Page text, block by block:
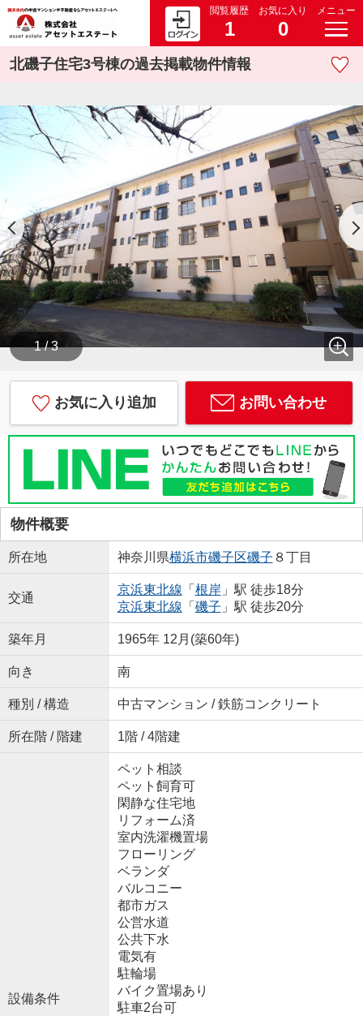
閲覧履歴
1
お気に入り
0
メニュー
北磯子住宅3号棟の過去掲載物件情報
1 / 3
お気に入り追加 お問い合わせ
物件概要
所在地 神奈川県横浜市磯子区磯子 ８丁目
交通
京浜東北線 「 根岸 」駅 徒歩18分
京浜東北線 「 磯子 」駅 徒歩20分
築年月 1965年 12月(築60年)
向き 南
種別 / 構造 中古マンション / 鉄筋コンクリート
所在階 / 階建 1階 / 4階建
設備条件
ペット相談
ペット飼育可
閑静な住宅地
リフォーム済
室内洗濯機置場
フローリング
ベランダ
バルコニー
都市ガス
公営水道
公共下水
電気有
駐輪場
バイク置場あり
駐車2台可